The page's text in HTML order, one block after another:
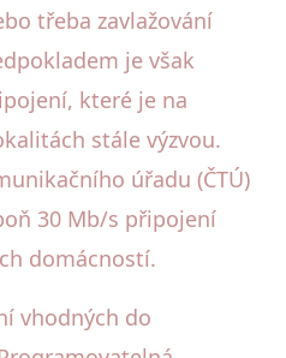
třeba zavlažování
je však
které je na
stále výzvou.
úřadu (ČTÚ)
30 Mb/s připojení
domácností.
vhodných do